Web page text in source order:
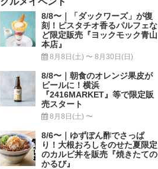
8/8〜｜「ダックワーズ」が復
刻！ピスタチオ香るパルフェな
ど限定販売『ヨックモック青山
本店』
8月8日(土) 〜 8月30日(日)
8/8〜｜朝食のオレンジ果皮が
ビールに！横浜
『2416MARKET』等で限定販
売スタート
8月8日(土) 〜
8/6〜｜ゆずぽん酢でさっぱ
り！大根おろしをのせた夏限定
のカルビ丼を販売『焼きたての
かるび』